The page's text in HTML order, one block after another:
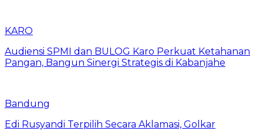
KARO
Audiensi SPMI dan BULOG Karo Perkuat Ketahanan
Pangan, Bangun Sinergi Strategis di Kabanjahe
Bandung
Edi Rusyandi Terpilih Secara Aklamasi, Golkar